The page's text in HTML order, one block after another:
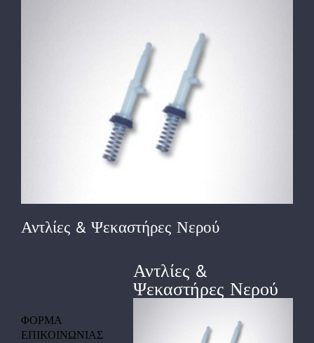
Αντλίες & Ψεκαστήρες Νερού
Αντλίες &
Ψεκαστήρες Νερού
ΦΟΡΜΑ
ΕΠΙΚΟΙΝΩΝΙΑΣ